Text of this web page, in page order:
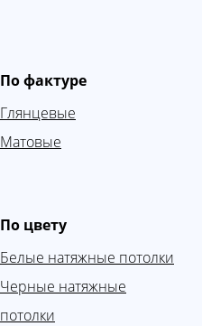
По фактуре
Глянцевые
Матовые
По цвету
Белые натяжные потолки
Черные натяжные
потолки